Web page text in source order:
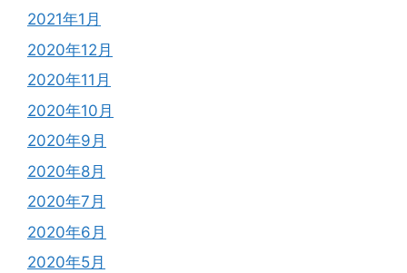
2021年1月
2020年12月
2020年11月
2020年10月
2020年9月
2020年8月
2020年7月
2020年6月
2020年5月